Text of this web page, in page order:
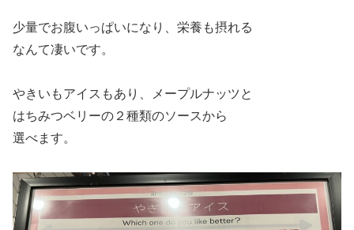
少量でお腹いっぱいになり、栄養も摂れる
なんて凄いです。
やきいもアイスもあり、メープルナッツと
はちみつベリーの２種類のソースから
選べます。